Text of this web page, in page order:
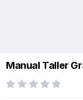
Manual Taller